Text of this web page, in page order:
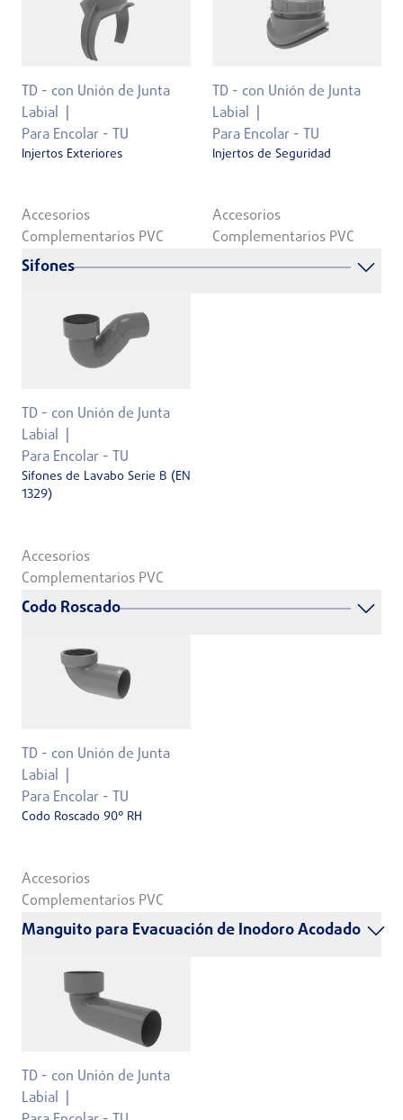
TD - con Unión de Junta
Labial
Para Encolar - TU
Injertos Exteriores
Accesorios
Complementarios PVC
TD - con Unión de Junta
Labial
Para Encolar - TU
Injertos de Seguridad
Accesorios
Complementarios PVC
Sifones
TD - con Unión de Junta
Labial
Para Encolar - TU
Sifones de Lavabo Serie B (EN
1329)
Accesorios
Complementarios PVC
Codo Roscado
TD - con Unión de Junta
Labial
Para Encolar - TU
Codo Roscado 90° RH
Accesorios
Complementarios PVC
Manguito para Evacuación de Inodoro Acodado
TD - con Unión de Junta
Labial